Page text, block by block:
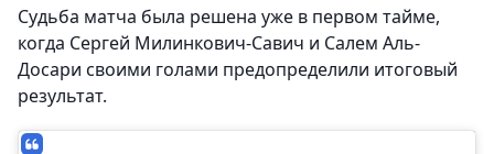
Судьба матча была решена уже в первом тайме,
когда Сергей Милинкович-Савич и Салем Аль-
Досари своими голами предопределили итоговый
результат.